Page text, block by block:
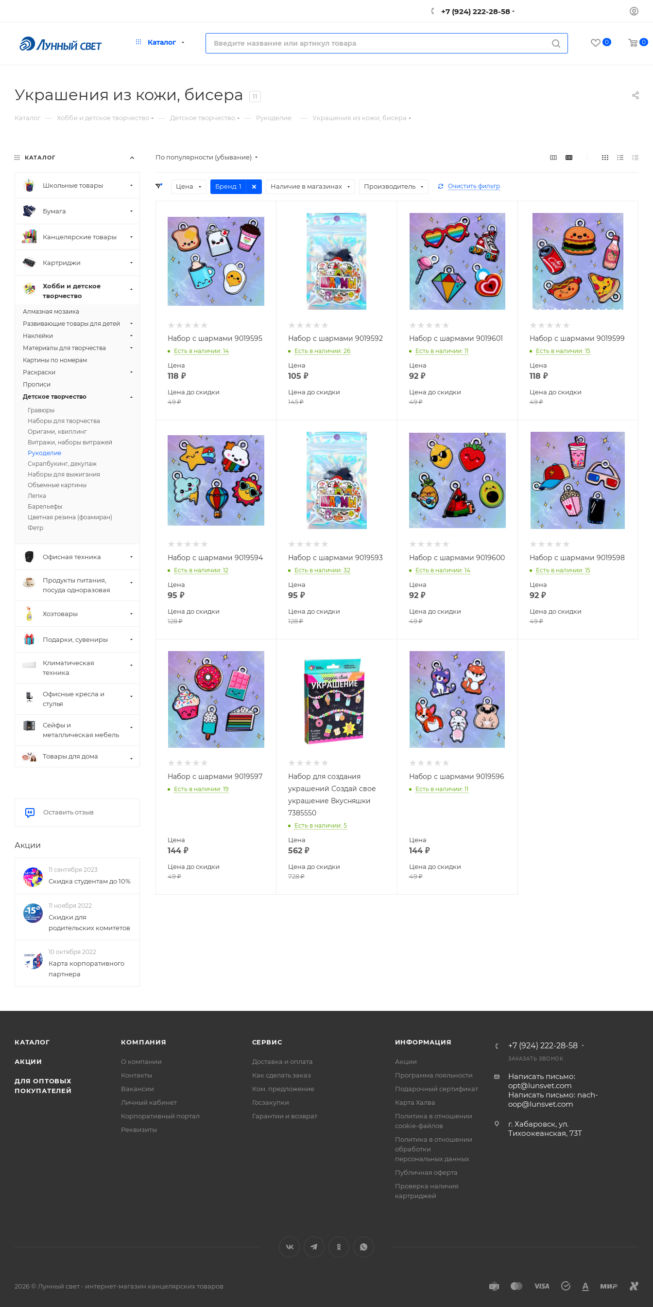
+7 (924) 222-28-58
Каталог 0 0
Украшения из кожи, бисера 11
Каталог — Хобби и детское творчество — Детское творчество — Рукоделие — Украшения из кожи, бисера
По популярности (убывание)
Цена Бренд: 1 Наличие в магазинах Производитель Очистить фильтр
Набор с шармами 9019595
Есть в наличии: 14
Цена
118 ₽
Цена до скидки
49₽
Набор с шармами 9019592
Есть в наличии: 26
Цена
105 ₽
Цена до скидки
145₽
Набор с шармами 9019601
Есть в наличии: 11
Цена
92₽
Цена до скидки
49₽
Набор с шармами 9019599
Есть в наличии: 15
Цена
118 ₽
Цена до скидки
49₽
Набор с шармами 9019594
Есть в наличии: 12
Цена
95 ₽
Цена до скидки
128₽
Набор с шармами 9019593
Есть в наличии: 32
Цена
95 ₽
Цена до скидки
128₽
Набор с шармами 9019600
Есть в наличии: 14
Цена
92₽
Цена до скидки
49₽
Набор с шармами 9019598
Есть в наличии: 15
Цена
92₽
Цена до скидки
49₽
Набор с шармами 9019597
Есть в наличии: 19
Цена
144 ₽
Цена до скидки
49₽
Набор для создания
украшений Создай свое
украшение Вкусняшки
7385550
Есть в наличии: 5
Цена
562 ₽
Цена до скидки
728₽
Набор с шармами 9019596
Есть в наличии: 11
Цена
144₽
Цена до скидки
49₽
КАТАЛОГ
Школьные товары
Бумага
Канцелярские товары
Картриджи
Хобби и детское
творчество
Алмазная мозаика
Развивающие товары для детей
Наклейки
Материалы для творчества
Картины по номерам
Раскраски
Прописи
Детское творчество
Гравюры
Наборы для творчества
Оригами, квиллинг
Витражи, наборы витражей
Рукоделие
Скрапбукинг, декупаж
Наборы для выжигания
Объемные картины
Лепка
Барельефы
Цветная резина (фоамиран)
Фетр
Офисная техника
Продукты питания,
посуда одноразовая
Хозтовары
Подарки, сувениры
Климатическая
техника
Офисные кресла и
стулья
Сейфы и
металлическая мебель
Товары для дома
Оставить отзыв
Акции
11 сентября 2023
Скидка студентам до 10%
11 ноября 2022
Скидки для
родительских комитетов
10 октября 2022
Карта корпоративного
партнера
КАТАЛОГ
АКЦИИ
ДЛЯ ОПТОВЫХ
ПОКУПАТЕЛЕЙ
КОМПАНИЯ
О компании
Контакты
Вакансии
Личный кабинет
Корпоративный портал
Реквизиты
СЕРВИС
Доставка и оплата
Как сделать заказ
Ком. предложение
Госзакупки
Гарантии и возврат
ИНФОРМАЦИЯ
Акции
Программа лояльности
Подарочный сертификат
Карта Халва
Политика в отношении
cookie-файлов
Политика в отношении
обработки
персональных данных
Публичная оферта
Проверка наличия
картриджей
+7 (924) 222-28-58
ЗАКАЗАТЬ ЗВОНОК
Написать письмо:
opt@lunsvet.com
Написать письмо: nach-
oop@lunsvet.com
г. Хабаровск, ул.
Тихоокеанская, 73Т
2026 © Лунный свет - интернет-магазин канцелярских товаров